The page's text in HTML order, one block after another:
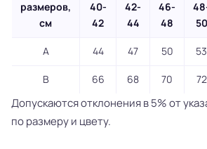
размеров,
см
40-
42
42-
44
46-
48
50
A 44 47 50 53
B 66 68 70 72
Допускаются отклонения в 5% от
по размеру и цвету.